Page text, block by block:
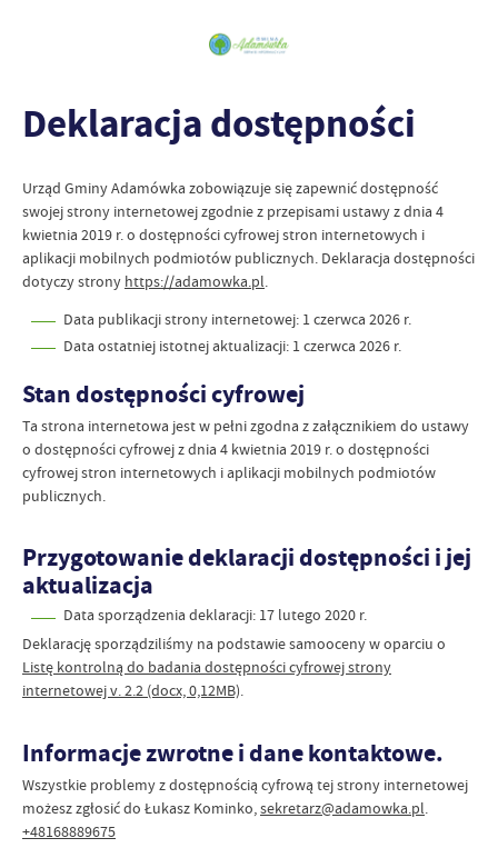
Deklaracja dostępności
Urząd Gminy Adamówka zobowiązuje się zapewnić dostępność
swojejstrony internetowejzgodnie z przepisami ustawy z dnia 4
kwietnia 2019 r. o dostępności cyfrowej stron internetowych i
aplikacji mobilnych podmiotów publicznych. Deklaracja dostępności
dotyczy strony https://adamowka.pl.
Data publikacji strony internetowej: 1 czerwca 2026 r.
Data ostatniej istotnej aktualizacji: 1 czerwca 2026 r.
Stan dostępności cyfrowej
Ta strona internetowa jest w pełni zgodna z załącznikiem do ustawy
o dostępności cyfrowej z dnia 4 kwietnia 2019 r. o dostępności
cyfrowej stron internetowych i aplikacji mobilnych podmiotów
publicznych.
Przygotowanie deklaracji dostępności i jej
aktualizacja
Data sporządzenia deklaracji: 17 lutego 2020 r.
Deklarację sporządziliśmy na podstawie samooceny w oparciu o
Listę kontrolną do badania dostępności cyfrowej strony
internetowej v. 2.2 (docx, 0,12MB).
Informacje zwrotne i dane kontaktowe.
Wszystkie problemy z dostępnością cyfrową tej strony internetowej
możesz zgłosić do Łukasz Kominko,sekretarz@adamowka.pl.
+48168889675